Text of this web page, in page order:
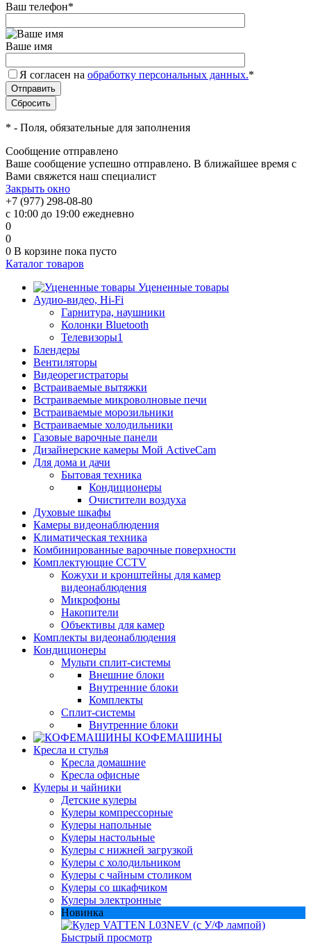
Ваш телефон*
Ваше имя
Я согласен на обработку персональных данных.*
* - Поля, обязательные для заполнения
Сообщение отправлено
Ваше сообщение успешно отправлено. В ближайшее время с
Вами свяжется наш специалист
Закрыть окно
+7 (977) 298-08-80
с 10:00 до 19:00 ежедневно
0
0
0 В корзине пока пусто
Каталог товаров
Уцененные товары
Аудио-видео, Hi-Fi
Гарнитура, наушники
Колонки Bluetooth
Телевизоры1
Блендеры
Вентиляторы
Видеорегистраторы
Встраиваемые вытяжки
Встраиваемые микроволновые печи
Встраиваемые морозильники
Встраиваемые холодильники
Газовые варочные панели
Дизайнерские камеры Мой ActiveCam
Для дома и дачи
Бытовая техника
Кондиционеры
Очистители воздуха
Духовые шкафы
Камеры видеонаблюдения
Климатическая техника
Комбинированные варочные поверхности
Комплектующие CCTV
Кожухи и кронштейны для камер
видеонаблюдения
Микрофоны
Накопители
Объективы для камер
Комплекты видеонаблюдения
Кондиционеры
Мульти сплит-системы
Внешние блоки
Внутренние блоки
Комплекты
Сплит-системы
Внутренние блоки
КОФЕМАШИНЫ
Кресла и стулья
Кресла домашние
Кресла офисные
Кулеры и чайники
Детские кулеры
Кулеры компрессорные
Кулеры напольные
Кулеры настольные
Кулеры с нижней загрузкой
Кулеры с холодильником
Кулеры с чайным столиком
Кулеры со шкафчиком
Кулеры электронные
Новинка
Быстрый просмотр